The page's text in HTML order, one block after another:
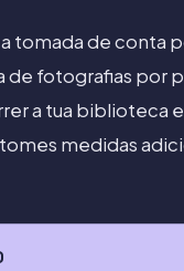
tomada de conta
fotografias por
a tua biblioteca
medidas